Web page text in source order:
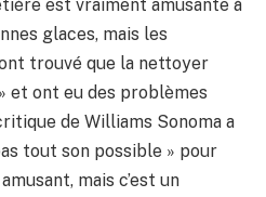
est vraiment amusante à
glaces, mais les
trouvé que la nettoyer
et ont eu des problèmes
de Williams Sonoma a
tout son possible » pour
mais c’est un